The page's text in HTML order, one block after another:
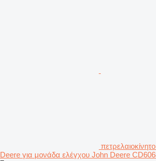
Deere για μονάδα ελέγχου John Deere